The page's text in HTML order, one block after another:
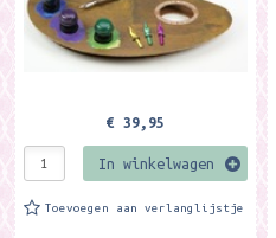
€ 39,95
In winkelwagen
Toevoegen aan verlanglijstje